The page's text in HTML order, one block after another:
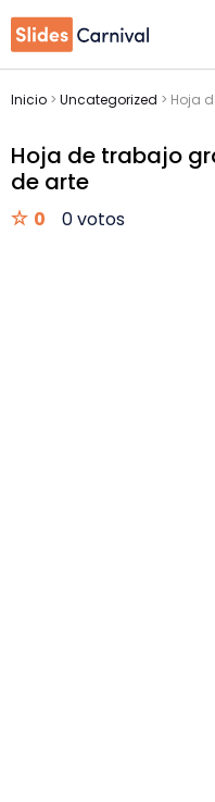
Inicio > Uncategorized > Hoja
Hoja de trabajo
de arte
0 0 votos